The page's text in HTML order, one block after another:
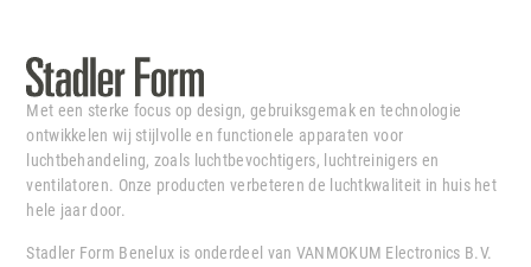
Met een sterke focus op design, gebruiksgemak en technologie
ontwikkelen wij stijlvolle en functionele apparaten voor
luchtbehandeling, zoals luchtbevochtigers, luchtreinigers en
ventilatoren. Onze producten verbeteren de luchtkwaliteit in huis het
hele jaar door.
Stadler Form Benelux is onderdeel van VANMOKUM Electronics B.V.